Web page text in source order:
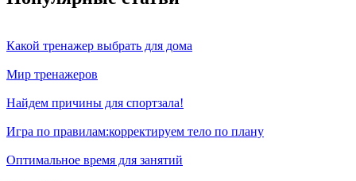
Какой тренажер выбрать для дома
Мир тренажеров
Найдем причины для спортзала!
Игра по правилам:корректируем тело по плану
Оптимальное время для занятий